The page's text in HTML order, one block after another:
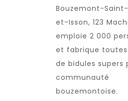
Bouzemont-
et-Isson, 123
emploie 2 000
et fabrique toutes
de bidules supers
communauté
bouzemontoise.